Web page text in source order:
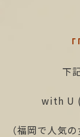
下
with U
（福岡で人気